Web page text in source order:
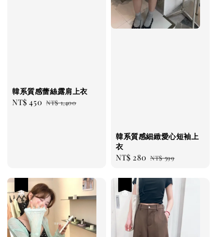
韓系質感蕾絲露肩上衣
Sale
NT$ 450 Regular
NT$ 1,400
韓系質感細緻愛心短袖上
衣
Sale
NT$ 280 Regular
NT$ 599